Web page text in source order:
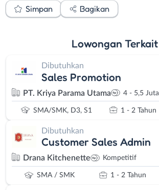
Simpan Bagikan
Lowongan Terkait
Dibutuhkan
Sales Promotion
PT. Kriya Parama Utama 4 - 5,5 Juta
SMA/SMK, D3, S1 1 - 2 Tahun
Dibutuhkan
Customer Sales Admin
Drana Kitchenette Kompetitif
SMA / SMK 1 - 2 Tahun